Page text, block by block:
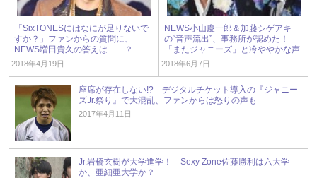
「SixTONESにはなにが足りないで
すか？」ファンからの質問に、
NEWS増田貴久の答えは……？
2018年4月19日
NEWS小山慶一郎＆加藤シゲアキ
の“音声流出”、事務所が認めた！
「またジャニーズ」と冷ややかな声
2018年6月7日
座席が存在しない!? デジタルチケット導入の『ジャニー
ズJr.祭り』で大混乱、ファンからは怒りの声も
2017年4月11日
Jr.岩橋玄樹が大学進学！ Sexy Zone佐藤勝利は六大学
か、亜細亜大学か？